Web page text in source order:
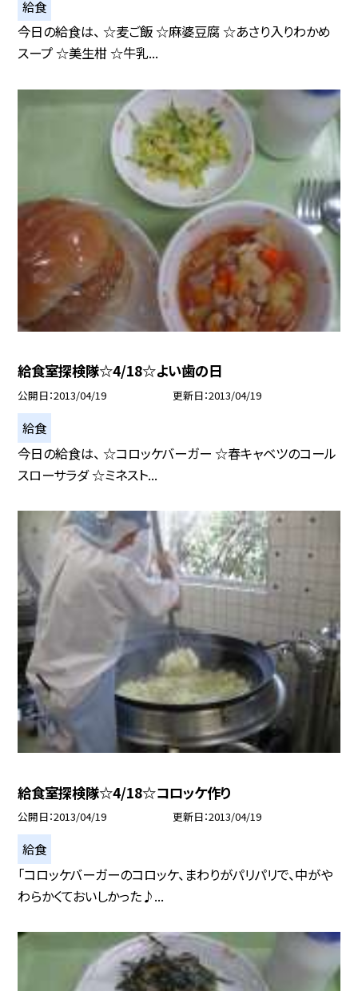
給食
今日の給食は、 ☆麦ご飯 ☆麻婆豆腐 ☆あさり入りわかめ
スープ ☆美生柑 ☆牛乳...
給食室探検隊☆4/18☆よい歯の日
公開日 2013/04/19 更新日 2013/04/19
給食
今日の給食は、 ☆コロッケバーガー ☆春キャベツのコール
スローサラダ ☆ミネスト...
給食室探検隊☆4/18☆コロッケ作り
公開日 2013/04/19 更新日 2013/04/19
給食
「コロッケバーガーのコロッケ、まわりがパリパリで、中がや
わらかくておいしかった♪...